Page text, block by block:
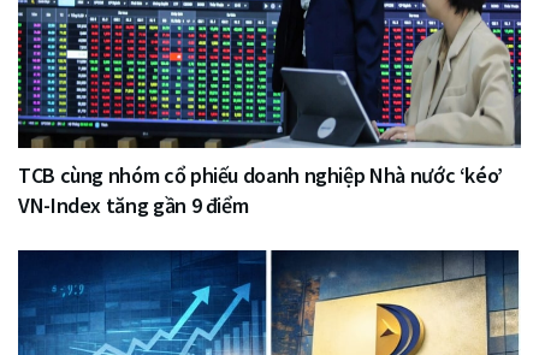
TCB cùng nhóm cổ phiếu doanh nghiệp Nhà nước ‘kéo’
VN-Index tăng gần 9 điểm